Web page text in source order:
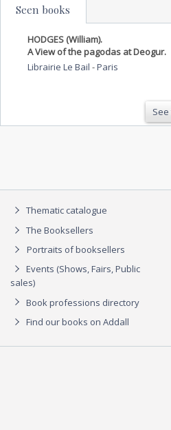
Seen books
HODGES (William).
A View of the pagodas at Deogur.
Librairie Le Bail -Paris
Thematic catalogue
The Booksellers
Portraits of booksellers
Events (Shows, Fairs, Public
sales)
Book professions directory
Find our books on Addall